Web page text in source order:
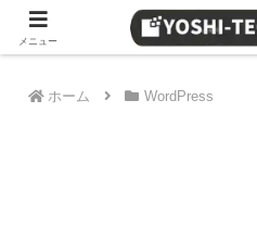
≫ Amazon 日替わ
ホーム WordPress
メニュー